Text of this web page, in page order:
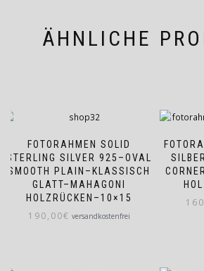
ÄHNLICHE
FOTORAHMEN SOLID
STERLING SILVER 925–OVAL
SMOOTH PLAIN–KLASSISCH
GLATT–MAHAGONI
HOLZRÜCKEN–10×15
190,00€ versandkostenfrei